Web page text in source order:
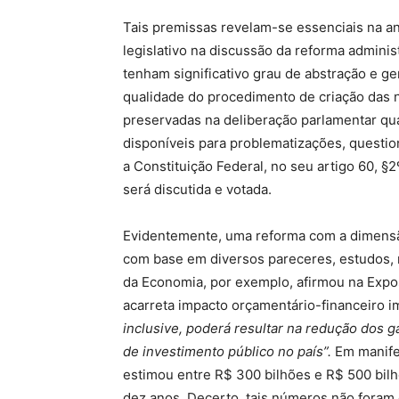
Tais premissas revelam-se essenciais na
legislativo na discussão da reforma
tenham significativo grau de abstração e
qualidade do procedimento de criação
preservadas na deliberação parlamentar
disponíveis para problematizações,
a Constituição Federal, no seu artigo 60,
será discutida e votada.
Evidentemente, uma reforma com a
com base em diversos pareceres,
da Economia, por exemplo, afirmou na
acarreta impacto orçamentário-financeiro
inclusive, poderá resultar na redução dos
de investimento público no país”. Em
estimou entre R$ 300 bilhões e R$ 500